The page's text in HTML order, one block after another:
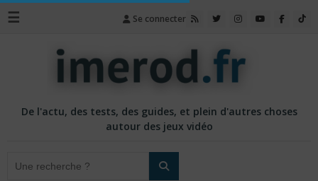
☰ Se connecter
De l'actu, des tests, des guides, et plein d'autres choses
autour des jeux vidéo